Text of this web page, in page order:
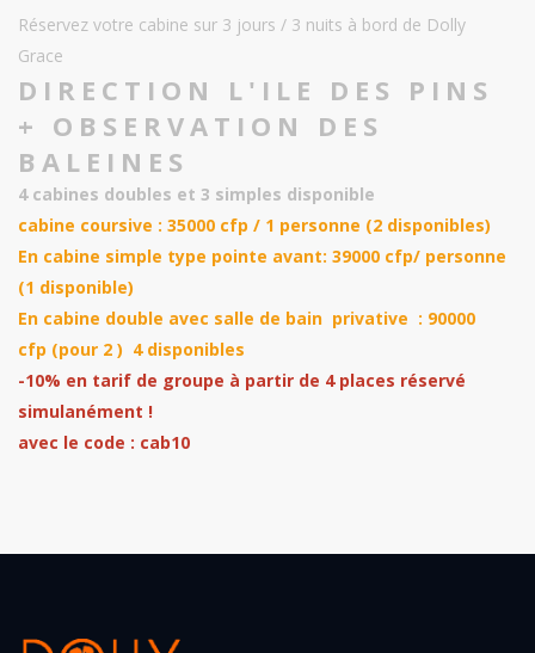
Réservez votre cabine sur 3 jours / 3 nuits à bord de Dolly
Grace
DIRECTION L'ILE DES PINS
+ OBSERVATION DES
BALEINES
4 cabines doubles et 3 simples disponible
cabine coursive : 35000 cfp / 1 personne (2 disponibles)
En cabine simple type pointe avant: 39000 cfp/ personne
(1 disponible)
En cabine double avec salle de bain privative : 90000
cfp (pour 2 ) 4 disponibles
-10% en tarif de groupe à partir de 4 places réservé
simulanément !
avec le code : cab10